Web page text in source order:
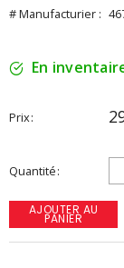
# Manufacturier :
En
Prix
Quantité
AJOUTER AU
PANIER